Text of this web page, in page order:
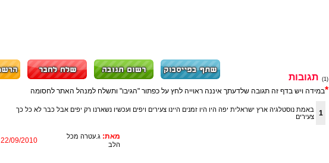
(1)
תגובות
*במידה ויש בדף זה תגובה שלדעתך איננה ראוייה לחץ על כפתור "הגיבו" ותשלח למנהל האתר לחסומה
באמת נוסטלגיה ארץ ישראלית יפה היו היו זמנים היינו צעירים ויפים ועכשיו נשארנו רק יפים אבל כבר לא כל כך
צעירים
1
22/09/2010 מאת: ג.עטרה מכל
הלב